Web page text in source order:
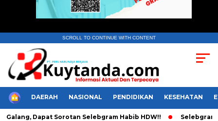
SCROLL TO CONTINUE WITH CONTENT
HOMEDAERAH NASIONAL PENDIDIKAN KESEHATAN
Dapat Sorotan Selebgram Habib HDW!! Selebgram